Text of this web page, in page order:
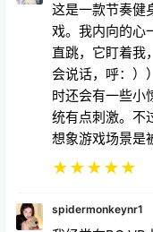
这是一款节奏健
戏。我内向的心
直跳，它盯着
会说话，呼：）
时还会有一些小
统有点刺激。不
想象游戏场景是
★★★★★
spidermonkeynr1